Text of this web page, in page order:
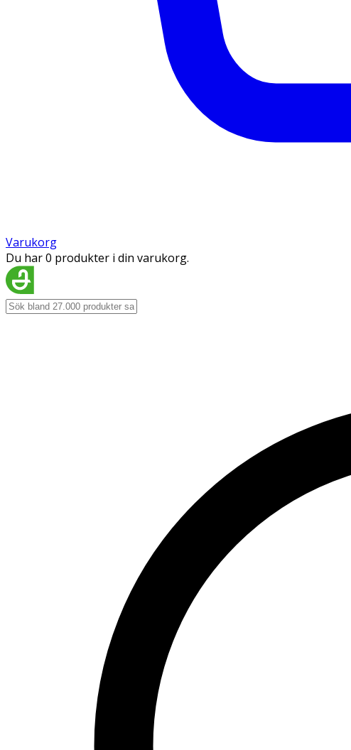
Varukorg
Du har 0 produkter i din varukorg.